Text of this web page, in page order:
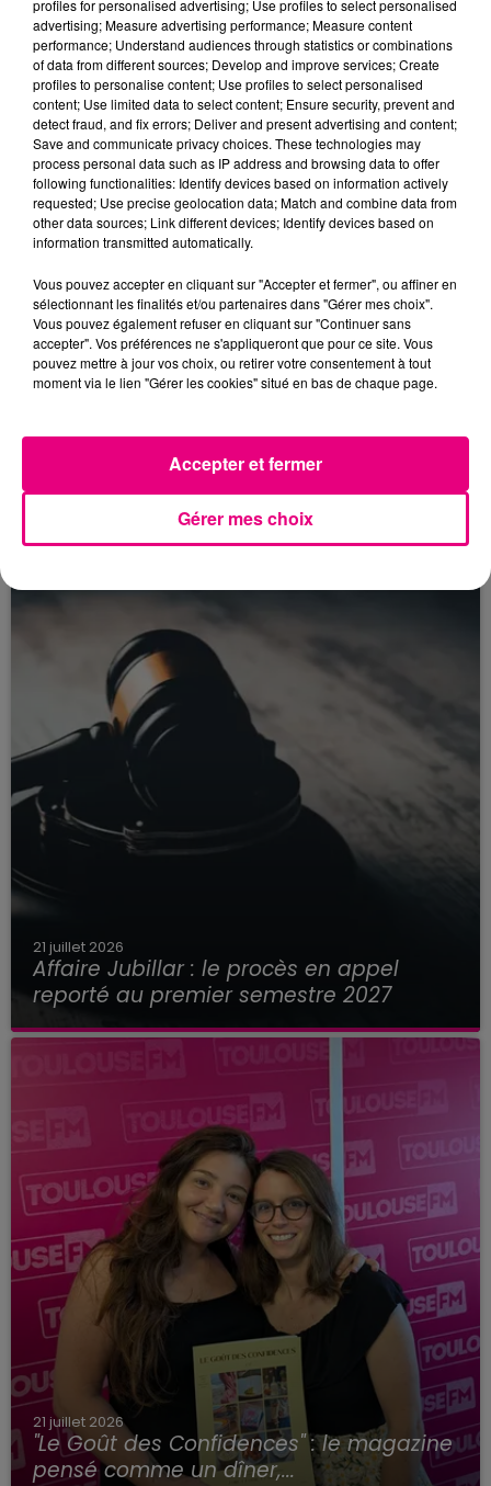
23 juillet 2026
Violent incendie au nord de Toulouse
Toulouse : circulation perturbée dans le
secteur François Verdier...
21 juillet 2026
Affaire Jubillar : le procès en appel
reporté au premier semestre 2027
21 juillet 2026
"Le Goût des Confidences" : le magazine
pensé comme un dîner,...
profiles for personalised advertising; Use profiles to select personalised
advertising; Measure advertising performance; Measure content
performance; Understand audiences through statistics or combinations
of data from different sources; Develop and improve services; Create
profiles to personalise content; Use profiles to select personalised
content; Use limited data to select content; Ensure security, prevent and
detect fraud, and fix errors; Deliver and present advertising and content;
Save and communicate privacy choices. These technologies may
process personal data such as IP address and browsing data to offer
following functionalities: Identify devices based on information actively
requested; Use precise geolocation data; Match and combine data from
other data sources; Link different devices; Identify devices based on
information transmitted automatically.
Vous pouvez accepter en cliquant sur "Accepter et fermer", ou affiner en
sélectionnant les finalités et/ou partenaires dans "Gérer mes choix".
Vous pouvez également refuser en cliquant sur "Continuer sans
accepter". Vos préférences ne s'appliqueront que pour ce site. Vous
pouvez mettre à jour vos choix, ou retirer votre consentement à tout
moment via le lien "Gérer les cookies" situé en bas de chaque page.
Gérer mes choix
Accepter et fermer